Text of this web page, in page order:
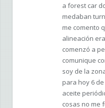
a forest car
medaban
me comento
alineación
comenzó a
comunique
soy de la
para hoy 6
aceite
cosas no me